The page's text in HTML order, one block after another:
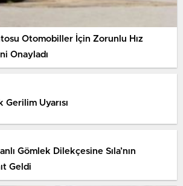
Otomobiller İçin Zorunlu Hız
Onayladı
Gerilim Uyarısı
Gömlek Dilekçesine Sıla’nın
Geldi